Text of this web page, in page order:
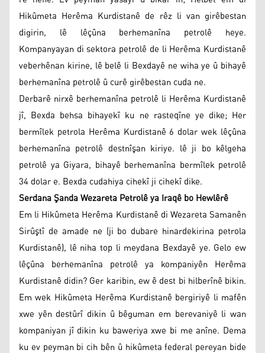
Hikûmeta Herêma Kurdistanê de rêz li van girêbestan
digirin, lê lêçûna berhemanîna petrolê heye.
Kompanyayan di sektora petrolê de li Herêma Kurdistanê
veberhênan kirine, lê belê li Bexdayê ne wiha ye û bihayê
berhemanîna petrolê û curê girêbestan cuda ne.
Derbarê nirxê berhemanîna petrolê li Herêma Kurdistanê
jî, Bexda behsa bihayekî ku ne rasteqîne ye dike; Her
bermîlek petrola Herêma Kurdistanê 6 dolar wek lêçûna
berhemanîna petrolê destnîşan kiriye. lê ji bo kêlgeha
petrolê ya Giyara, bihayê berhemanîna bermîlek petrolê
34 dolar e. Bexda cudahiya cihekî ji cihekî dike.
Serdana Şanda Wezareta Petrolê ya Iraqê bo Hewlêrê
Em li Hikûmeta Herêma Kurdistanê di Wezareta Samanên
Sirûştî de amade ne (ji bo dubare hinardekirina petrola
Kurdistanê), lê niha top li meydana Bexdayê ye. Gelo ew
lêçûna berhemanîna petrolê ya kompaniyên Herêma
Kurdistanê didin? Ger karibin, ew ê dest bi hilberînê bikin.
Em wek Hikûmeta Herêma Kurdistanê bergiriyê li mafên
xwe yên destûrî dikin û bêguman em berevaniyê li wan
kompaniyan jî dikin ku baweriya xwe bi me anîne. Dema
ku ev peyman bi cih bên û hikûmeta federal pereyan bide